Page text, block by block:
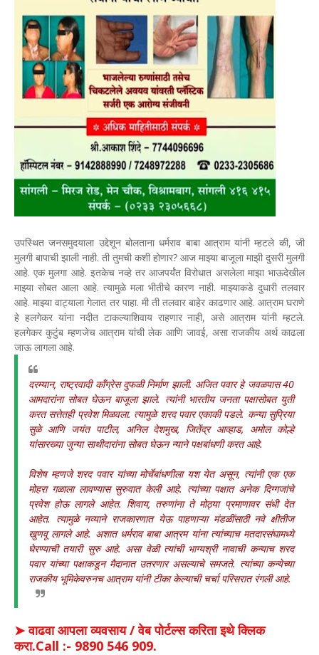
उपस्थित जनसमुदयाला उद्देशून बोलताना धर्मराव बाबा आत्राम यांनी म्हटले की, जी
मुलगी बापाची झाली नाही. ती तुमची कशी होणार? आज माझ्या बाजूला माझी दुसरी मुलगी
आहे. एक मुलगा आहे. इतकेच नव्हे तर आजपर्यंत विरोधात असलेला माझा भाऊदेखील
माझ्या सोबत आला आहे. त्यामुळे मला भीतीचे कारण नाही. माझ्याकडे दुधारी तलवार
आहे. माझ्या वाट्याला गेलात तर पाहा. मी ती तलवार बाहेर काढणार आहे. आत्राम घराणे
हे हलगेकर यांना नदीत टाकल्याशिवाय राहणार नाही, असे आत्राम यांनी म्हटले.
हलगेकर कुटुंब म्हणजेच आत्राम यांची लेक आणि जावई, असा राजकीय अर्थ काढला
जाऊ लागला आहे.
दरम्यान, राष्ट्रवादी काँग्रेस दुफळी निर्माण झाली. अजित पवार हे जवळपास 40
आमदारांना सोबत घेऊन बाजूला झाले. त्यांनी भारतीय जनता पक्षासोबत युती
करत सत्तेतही प्रवेश मिळवला. त्यामुळे शरद पवार एकाकी पडले. कन्या सुप्रिया
सुळे आणि जयंत पाटील, अनिल देशमुख, जितेंद्र आव्हाड, अमोल कोल्हे
यांसारख्या जुन्या साथीदारांना सोबत घेऊन न्याने पक्षबांधणी करत आहे.
विशेष म्हणजे शरद पवार यांच्या मोर्चेबांधणीला यश येत असून, त्यांनी एक एक
मोहरा गळाला लावण्यास सुरुवात केली आहे. त्यांच्या पक्षात अनेक दिग्गजांचे
प्रवेश होऊ लागले आहेत. शिवाय, तरुणांना ते मोठ्या प्रमाणावर संधी देत
आहेत. त्यामुळे नव्याने राजकारणात येऊ पाहणाऱ्या मंडळींसाठी नवे क्षीतीज
खुणवू लागले आहे. अशात धर्मराव बाबा आत्रम यांना त्यांच्याच मतदारसंघामध्ये
घेरण्याची तयारी सुरु आहे. असा वेळी त्यांची भाग्यश्री नावाची कन्याच शरद
पवार यांच्या पक्षाकडून मैदानात उतरणार असल्याचे समजते. त्यांच्या कन्येच्या
राजकीय भूमिकेवरुनच आत्राम यांनी टीका केल्याची चर्चा परिसरात रंगली आहे.
➤ वाढवा आपला व्यवसाय / वेब पोर्टल्स करिता इथे क्लिक
करा.Call :- 9890 546 909.